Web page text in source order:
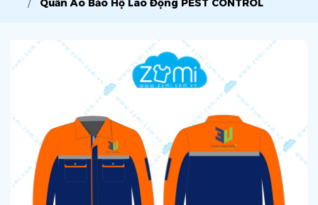
Quần Áo Bảo Hộ Lao Động PEST CONTROL